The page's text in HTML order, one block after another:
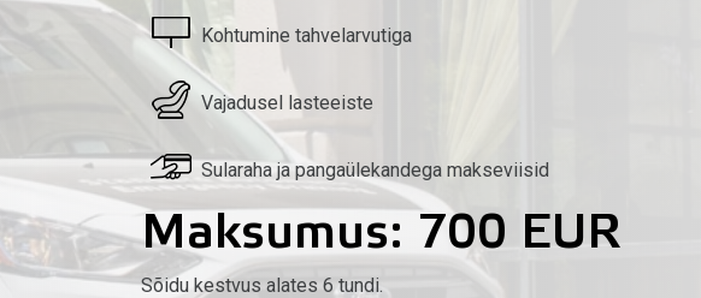
Kohtumine tahvelarvutiga
Vajadusel lasteeiste
Sularaha ja pangaülekandega makseviisid
Maksumus: 700 EUR
Sõidu kestvus alates 6 tundi.